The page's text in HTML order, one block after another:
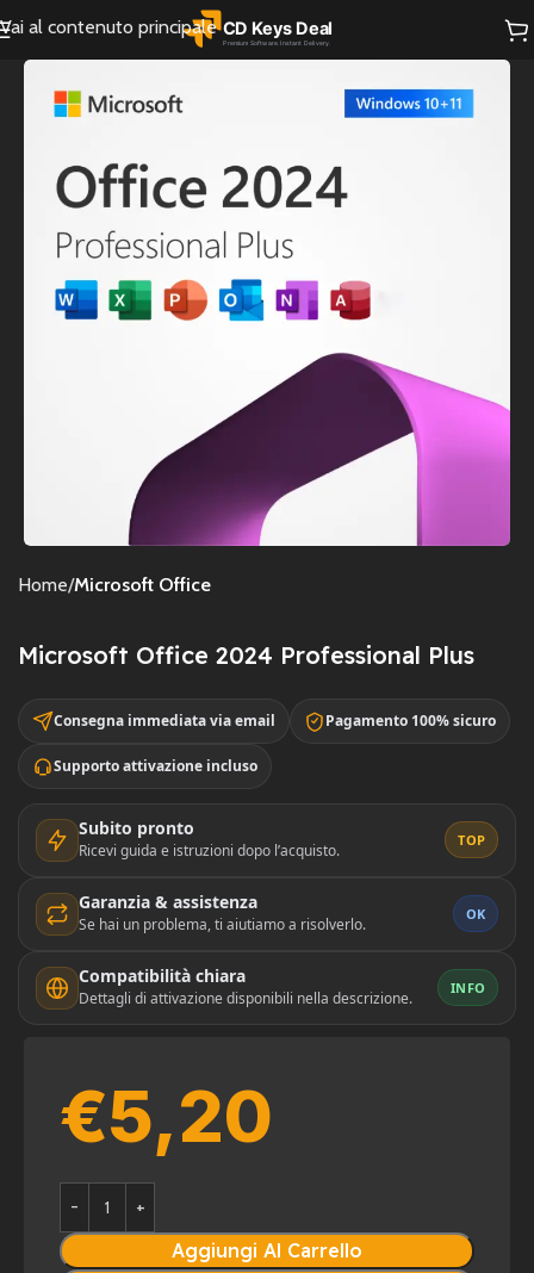
Vai al contenuto principale
Home Microsoft Office
Microsoft Office 2024 Professional Plus
Consegna immediata via email Pagamento 100% sicuro
Supporto attivazione incluso
Subito pronto
Ricevi guida e istruzioni dopo l’acquisto.
TOP
Garanzia & assistenza
Se hai un problema, ti aiutiamo a risolverlo.
OK
Compatibilità chiara
Dettagli di attivazione disponibili nella descrizione.
INFO
€5,20
Aggiungi Al Carrello